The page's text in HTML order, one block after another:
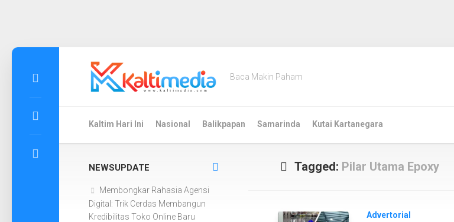
Skip
Baca Makin Paham
Kaltim Hari Ini Nasional Balikpapan Samarinda Kutai Kartanegara
Tagged: Pilar Utama Epoxy
Advertorial
NEWSUPDATE
Membongkar Rahasia Agensi
Digital: Trik Cerdas Membangun
Kredibilitas Toko Online Baru